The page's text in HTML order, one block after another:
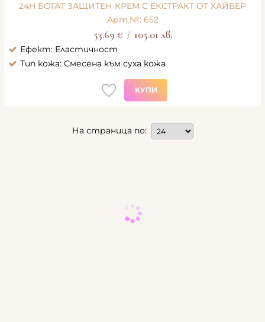
24H БОГАТ ЗАЩИТЕН КРЕМ С ЕКСТРАКТ ОТ ХАЙВЕР
Арт.№: 652
53.69 € / 105.01 лв.
Ефект: Еластичност
Тип кожа: Смесена към суха кожа
КУПИ
На страница по: